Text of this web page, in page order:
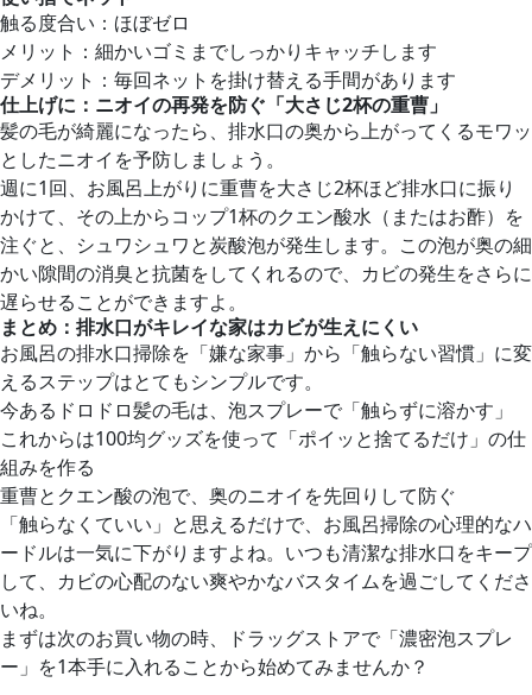
触る度合い：ほぼゼロ
メリット：細かいゴミまでしっかりキャッチします
デメリット：毎回ネットを掛け替える手間があります
仕上げに：ニオイの再発を防ぐ「大さじ2杯の重曹」
髪の毛が綺麗になったら、排水口の奥から上がってくるモワッ
としたニオイを予防しましょう。
週に1回、お風呂上がりに重曹を大さじ2杯ほど排水口に振り
かけて、その上からコップ1杯のクエン酸水（またはお酢）を
注ぐと、シュワシュワと炭酸泡が発生します。この泡が奥の細
かい隙間の消臭と抗菌をしてくれるので、カビの発生をさらに
遅らせることができますよ。
まとめ：排水口がキレイな家はカビが生えにくい
お風呂の排水口掃除を「嫌な家事」から「触らない習慣」に変
えるステップはとてもシンプルです。
今あるドロドロ髪の毛は、泡スプレーで「触らずに溶かす」
これからは100均グッズを使って「ポイッと捨てるだけ」の仕
組みを作る
重曹とクエン酸の泡で、奥のニオイを先回りして防ぐ
「触らなくていい」と思えるだけで、お風呂掃除の心理的なハ
ードルは一気に下がりますよね。いつも清潔な排水口をキープ
して、カビの心配のない爽やかなバスタイムを過ごしてくださ
いね。
まずは次のお買い物の時、ドラッグストアで「濃密泡スプレ
ー」を1本手に入れることから始めてみませんか？